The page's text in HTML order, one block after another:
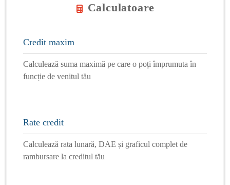
Calculatoare
Credit maxim
Calculează suma maximă pe care o poți împrumuta în
funcție de venitul tău
Rate credit
Calculează rata lunară, DAE și graficul complet de
rambursare la creditul tău